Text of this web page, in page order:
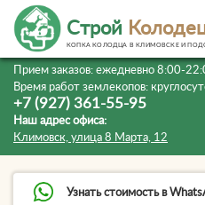
Прием заказов: ежедневно 8:00-
Время работ землекопов:
+7 (927) 361-55-95
Наш адрес офиса:
Климовск, улица 8 Марта, 12
Узнать стоимость в
Строй
КОПКА КОЛОДЦА В КЛИМОВСКЕ И